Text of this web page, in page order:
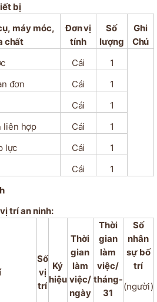
bị
máy móc,
chất
Đơnvị
tính
Số
lượng
Ghi
Chú
Cái
1
đơn Cái
1
Cái
1
liên hợp Cái
1
lực Cái
1
Cái
1
trí an ninh:
Số
vị
trí
Ký
hiệu
Thời
gian
làm
việc/
ngày
Thời
gian
làm
việc/
tháng-
31
Số
nhân
sự bố
trí
(người)